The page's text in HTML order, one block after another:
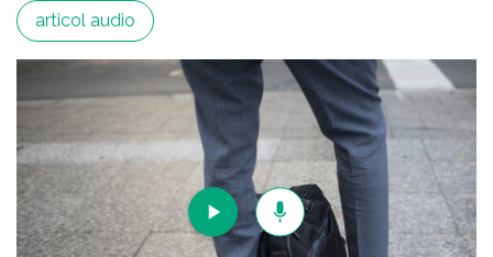
articol audio